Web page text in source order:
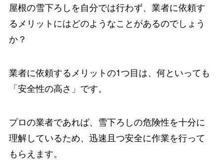
屋根の雪下ろしを自分では行わず、業者に依頼す
るメリットにはどのようなことがあるのでしょう
か？
業者に依頼するメリットの1つ目は、何といっても
「安全性の高さ」です。
プロの業者であれば、雪下ろしの危険性を十分に
理解しているため、迅速且つ安全に作業を行って
もらえます。